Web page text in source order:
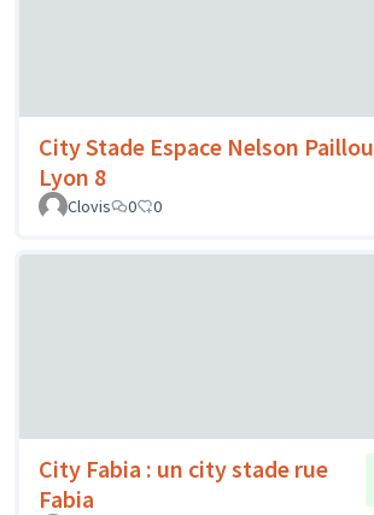
City Stade Espace Nelson Paillou
Lyon 8
Clovis
0 0
City Fabia : un city stade rue
Fabia